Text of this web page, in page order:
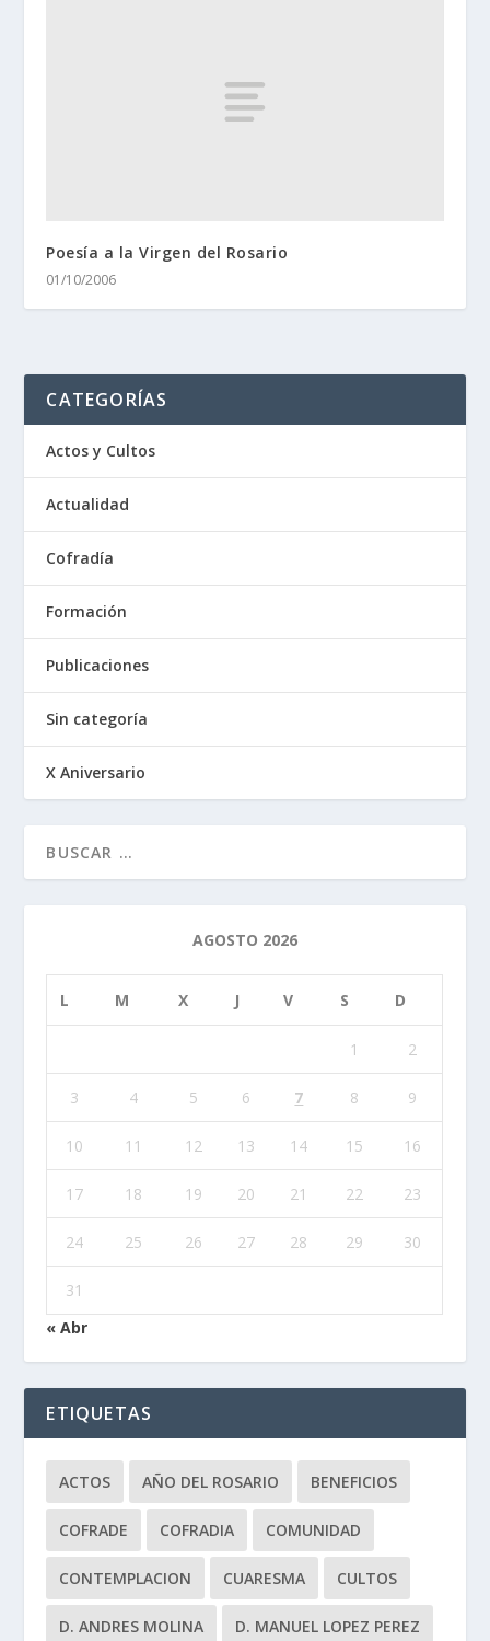
Poesía a la Virgen del Rosario
01/10/2006
CATEGORÍAS
Actos y Cultos
Actualidad
Cofradía
Formación
Publicaciones
Sin categoría
X Aniversario
AGOSTO 2026
L M X J V S D
1 2
3 4 5 6 7 8 9
10 11 12 13 14 15 16
17 18 19 20 21 22 23
24 25 26 27 28 29 30
31
« Abr
ETIQUETAS
ACTOS AÑO DEL ROSARIO BENEFICIOS
COFRADE COFRADIA COMUNIDAD
CONTEMPLACION CUARESMA CULTOS
D. ANDRES MOLINA D. MANUEL LOPEZ PEREZ